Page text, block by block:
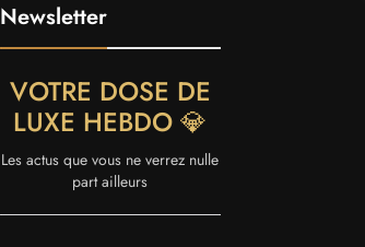
Newsletter
VOTRE DOSE DE
LUXE HEBDO 💎
Les actus que vous ne verrez nulle
part ailleurs